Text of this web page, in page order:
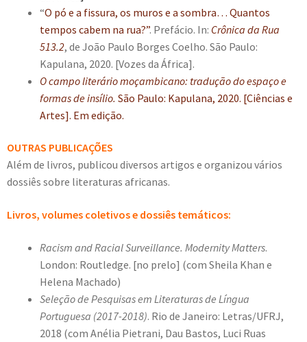
“O pó e a fissura, os muros e a sombra… Quantos
tempos cabem na rua?”. Prefácio. In: Crônica da Rua
513.2, de João Paulo Borges Coelho. São Paulo:
Kapulana, 2020. [Vozes da África].
O campo literário moçambicano: tradução do espaço e
formas de insílio. São Paulo: Kapulana, 2020. [Ciências e
Artes]. Em edição.
OUTRAS PUBLICAÇÕES
Além de livros, publicou diversos artigos e organizou vários
dossiês sobre literaturas africanas.
Livros, volumes coletivos e dossiês temáticos:
Racism and Racial Surveillance. Modernity Matters.
London: Routledge. [no prelo] (com Sheila Khan e
Helena Machado)
Seleção de Pesquisas em Literaturas de Língua
Portuguesa (2017-2018). Rio de Janeiro: Letras/UFRJ,
2018 (com Anélia Pietrani, Dau Bastos, Luci Ruas